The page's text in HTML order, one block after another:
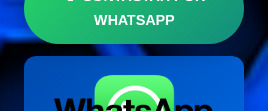
WHATSAPP